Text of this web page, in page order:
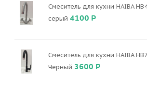
Смеситель для кухни HAIBA
серый 4100 Р
Смеситель для кухни HAIBA
Черный 3600 Р